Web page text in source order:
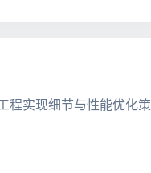
程实现细节与性能优化策